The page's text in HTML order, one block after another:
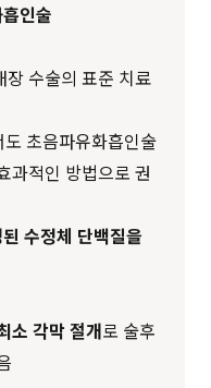
인술
장 수술의 표준 치료
초음파유화흡인술
과적인 방법으로 권
수정체 단백질을
소 각막 절개로 술후